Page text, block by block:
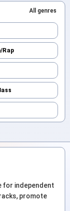
All genres
Rap
for independent
promote